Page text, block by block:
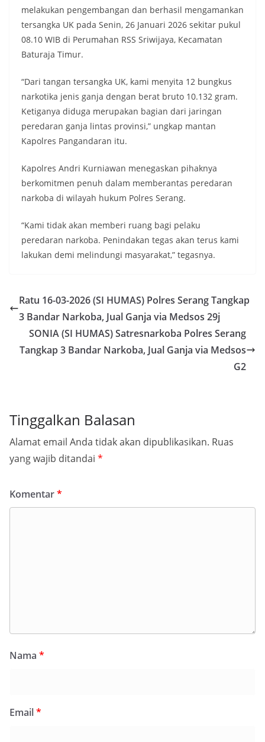
melakukan pengembangan dan berhasil mengamankan
tersangka UK pada Senin, 26 Januari 2026 sekitar pukul
08.10 WIB di Perumahan RSS Sriwijaya, Kecamatan
Baturaja Timur.
“Dari tangan tersangka UK, kami menyita 12 bungkus
narkotika jenis ganja dengan berat bruto 10.132 gram.
Ketiganya diduga merupakan bagian dari jaringan
peredaran ganja lintas provinsi,” ungkap mantan
Kapolres Pangandaran itu.
Kapolres Andri Kurniawan menegaskan pihaknya
berkomitmen penuh dalam memberantas peredaran
narkoba di wilayah hukum Polres Serang.
“Kami tidak akan memberi ruang bagi pelaku
peredaran narkoba. Penindakan tegas akan terus kami
lakukan demi melindungi masyarakat,” tegasnya.
Ratu 16-03-2026 (SI HUMAS) Polres Serang Tangkap
3 Bandar Narkoba, Jual Ganja via Medsos 29j
SONIA (SI HUMAS) Satresnarkoba Polres Serang
Tangkap 3 Bandar Narkoba, Jual Ganja via Medsos
G2
Tinggalkan Balasan
Alamat email Anda tidak akan dipublikasikan. Ruas
yang wajib ditandai *
Komentar*
Nama *
Email*